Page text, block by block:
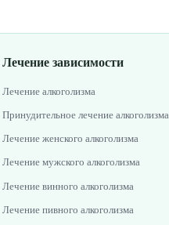
Лечение зависимости
Лечение алкоголизма
Принудительное лечение алкоголизма
Лечение женского алкоголизма
Лечение мужского алкоголизма
Лечение винного алкоголизма
Лечение пивного алкоголизма